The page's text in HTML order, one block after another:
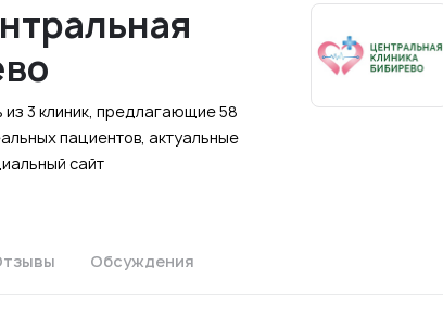
3 клиник, предлагающие 58
пациентов, актуальные
сайт
Обсуждения